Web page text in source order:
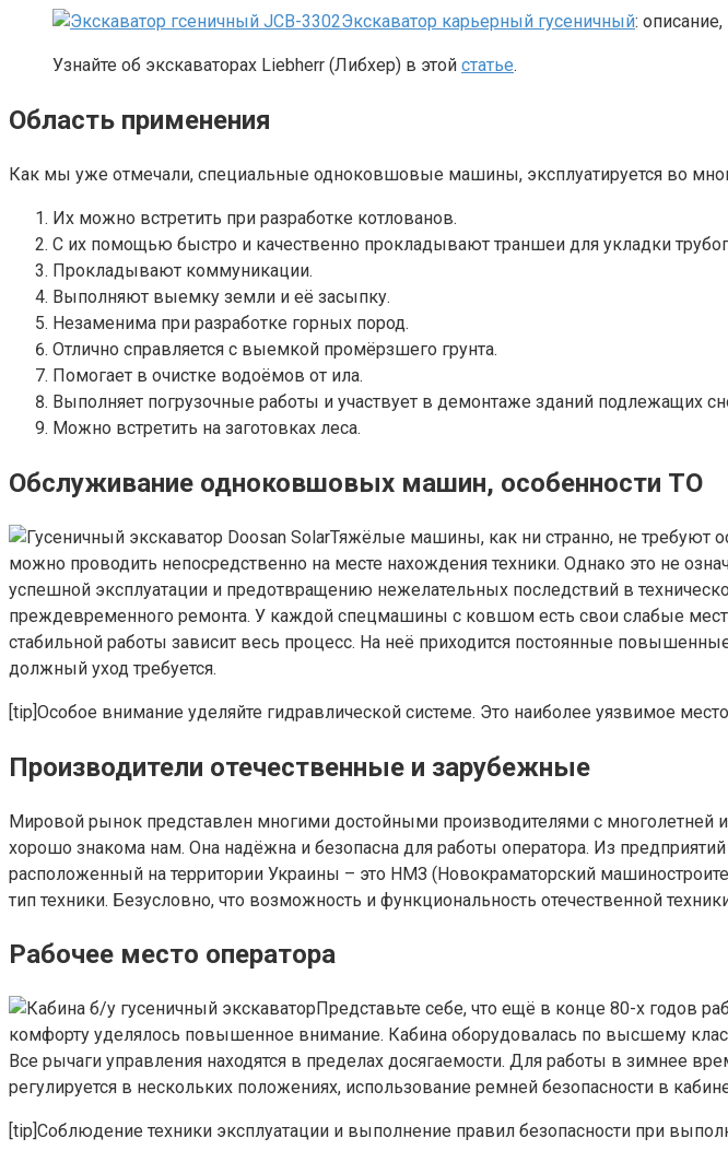
Экскаватор карьерный гусеничный:
Узнайте об экскаваторах Liebherr (Либхер) в этой статье.
Область применения
Как мы уже отмечали, специальные одноковшовые машины, эксплуатируется во
Их можно встретить при разработке котлованов.
С их помощью быстро и качественно прокладывают траншеи для укладки
Прокладывают коммуникации.
Выполняют выемку земли и её засыпку.
Незаменима при разработке горных пород.
Отлично справляется с выемкой промёрзшего грунта.
Помогает в очистке водоёмов от ила.
Выполняет погрузочные работы и участвует в демонтаже зданий подлежащих
Можно встретить на заготовках леса.
Обслуживание одноковшовых машин, особенности ТО
Тяжёлые машины, как ни странно, не требуют
можно проводить непосредственно на месте нахождения техники. Однако это не
успешной эксплуатации и предотвращению нежелательных последствий в
преждевременного ремонта. У каждой спецмашины с ковшом есть свои слабые
стабильной работы зависит весь процесс. На неё приходится постоянные
должный уход требуется.
[tip]Особое внимание уделяйте гидравлической системе. Это наиболее уязвимое
Производители отечественные и зарубежные
Мировой рынок представлен многими достойными производителями с многолетней
хорошо знакома нам. Она надёжна и безопасна для работы оператора. Из
расположенный на территории Украины – это НМЗ (Новокраматорский
тип техники. Безусловно, что возможность и функциональность отечественной
Рабочее место оператора
Представьте себе, что ещё в конце 80-х годов
комфорту уделялось повышенное внимание. Кабина оборудовалась по высшему
Все рычаги управления находятся в пределах досягаемости. Для работы в зимнее
регулируется в нескольких положениях, использование ремней безопасности в
[tip]Соблюдение техники эксплуатации и выполнение правил безопасности при